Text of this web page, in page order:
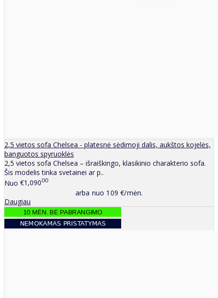
2,5 vietos sofa Chelsea - platesnė sėdimoji dalis, aukštos kojelės,
banguotos spyruoklės
2,5 vietos sofa Chelsea – išraiškingo, klasikinio charakterio sofa.
Šis modelis tinka svetainei ar p..
Nuo €1,09000
arba nuo 109 €/mėn.
Daugiau